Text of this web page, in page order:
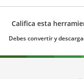
Califica esta
Debes convertir y